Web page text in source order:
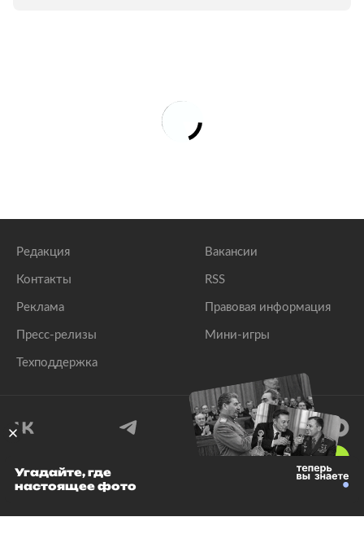
Редакция
Контакты
Реклама
Пресс-релизы
Техподдержка
Вакансии
RSS
Правовая информация
Мини-игры
© 1999–2026 Все права защищены.
Угадайте, где
настоящее фото